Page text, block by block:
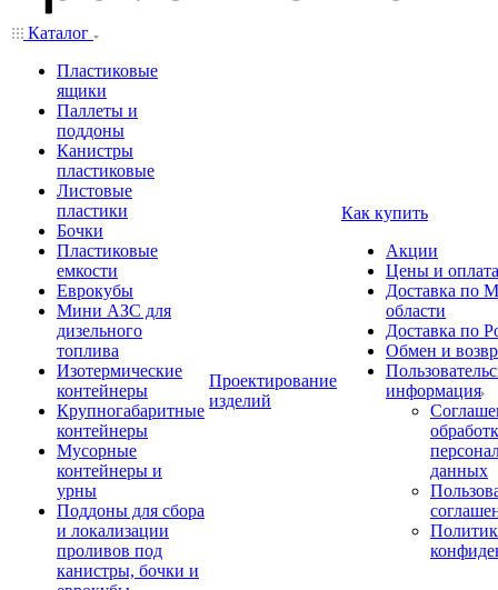
Каталог
Пластиковые
ящики
Паллеты и
поддоны
Канистры
пластиковые
Листовые
пластики
Бочки
Пластиковые
емкости
Еврокубы
Мини АЗС для
дизельного
топлива
Изотермические
контейнеры
Крупногабаритные
контейнеры
Мусорные
контейнеры и
урны
Поддоны для сбора
и локализации
проливов под
канистры, бочки и
Проектирование
изделий
Как купить
Акции
Цены и оплата
Доставка по
области
Доставка по
Обмен и
информация
данных